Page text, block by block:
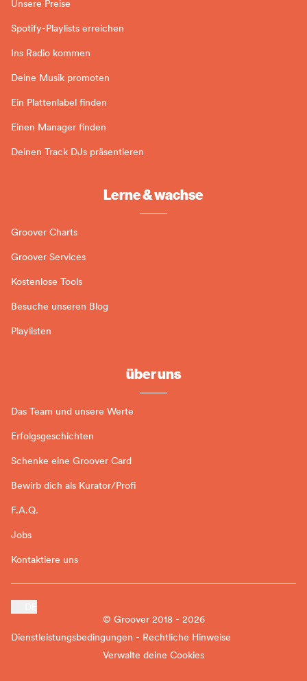
Unsere Preise
Spotify-Playlists erreichen
Ins Radio kommen
Deine Musik promoten
Ein Plattenlabel finden
Einen Manager finden
Deinen Track DJs präsentieren
Lerne & wachse
Groover Charts
Groover Services
Kostenlose Tools
Besuche unseren Blog
Playlisten
über uns
Das Team und unsere Werte
Erfolgsgeschichten
Schenke eine Groover Card
Bewirb dich als Kurator/Profi
F.A.Q.
Jobs
Kontaktiere uns
© Groover 2018 - 2026
Dienstleistungsbedingungen - Rechtliche Hinweise
Verwalte deine Cookies